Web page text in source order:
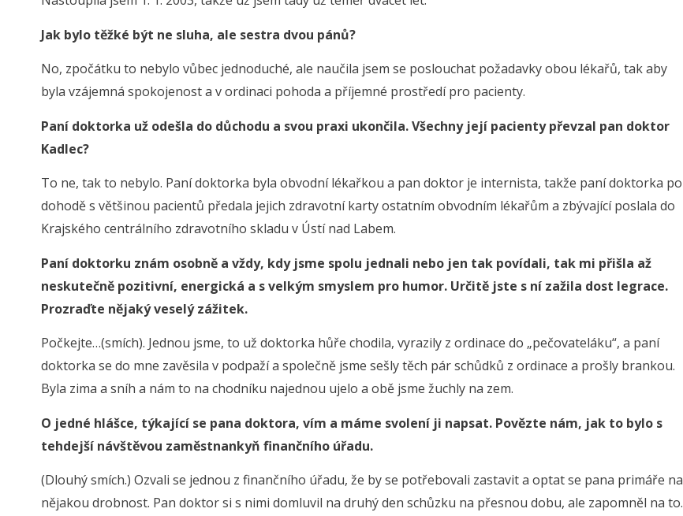
Jak bylo těžké být ne sluha, ale sestra dvou pánů?
No, zpočátku to nebylo vůbec jednoduché, ale naučila jsem se poslouchat požadavky obou lékařů, tak aby
byla vzájemná spokojenost a v ordinaci pohoda a příjemné prostředí pro pacienty.
Paní doktorka už odešla do důchodu a svou praxi ukončila. Všechny její pacienty převzal pan doktor
Kadlec?
To ne, tak to nebylo. Paní doktorka byla obvodní lékařkou a pan doktor je internista, takže paní doktorka po
dohodě s většinou pacientů předala jejich zdravotní karty ostatním obvodním lékařům a zbývající poslala do
Krajského centrálního zdravotního skladu v Ústí nad Labem.
Paní doktorku znám osobně a vždy, kdy jsme spolu jednali nebo jen tak povídali, tak mi přišla až
neskutečně pozitivní, energická a s velkým smyslem pro humor. Určitě jste s ní zažila dost legrace.
Prozraďte nějaký veselý zážitek.
Počkejte…(smích). Jednou jsme, to už doktorka hůře chodila, vyrazily z ordinace do „pečovateláku“, a paní
doktorka se do mne zavěsila v podpaží a společně jsme sešly těch pár schůdků z ordinace a prošly brankou.
Byla zima a sníh a nám to na chodníku najednou ujelo a obě jsme žuchly na zem.
O jedné hlášce, týkající se pana doktora, vím a máme svolení ji napsat. Povězte nám, jak to bylo s
tehdejší návštěvou zaměstnankyň finančního úřadu.
(Dlouhý smích.) Ozvali se jednou z finančního úřadu, že by se potřebovali zastavit a optat se pana primáře na
nějakou drobnost. Pan doktor si s nimi domluvil na druhý den schůzku na přesnou dobu, ale zapomněl na to.